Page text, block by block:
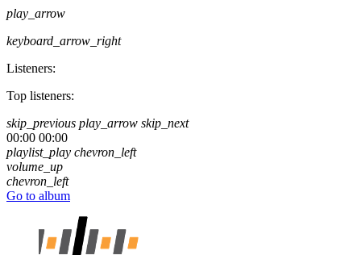
play_arrow
keyboard_arrow_right
Listeners:
Top listeners:
skip_previous play_arrow skip_next
00:00 00:00
playlist_play chevron_left
volume_up
chevron_left
Go to album